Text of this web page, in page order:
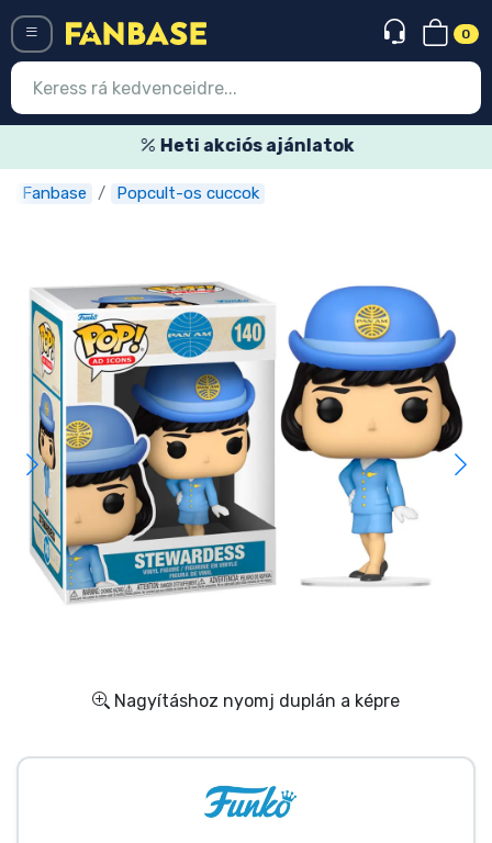
0
Heti akciós ajánlatok
Fanbase Popcult-os cuccok
Nagyításhoz nyomj duplán a képre
Belépés
Akciós ajánlatok
Express szállítás
Előrendelhető cuccok
Outlet cuccok
Ajándékkártya
Szállítás és fizetés